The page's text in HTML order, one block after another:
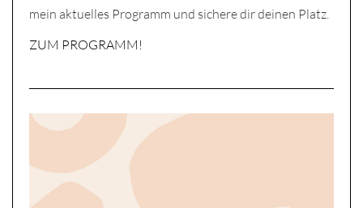
mein aktuelles Programm und sichere dir deinen Platz.
ZUM PROGRAMM!